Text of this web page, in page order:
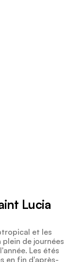
Lucia
et les
de journées
Les étés
en fin d'après-